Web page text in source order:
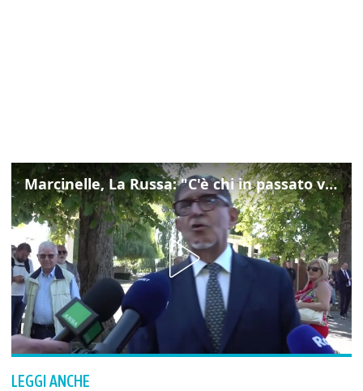
Marcinelle, La Russa: "C'è chi in passato voltava le spalle a Marcinelle"
LEGGI ANCHE